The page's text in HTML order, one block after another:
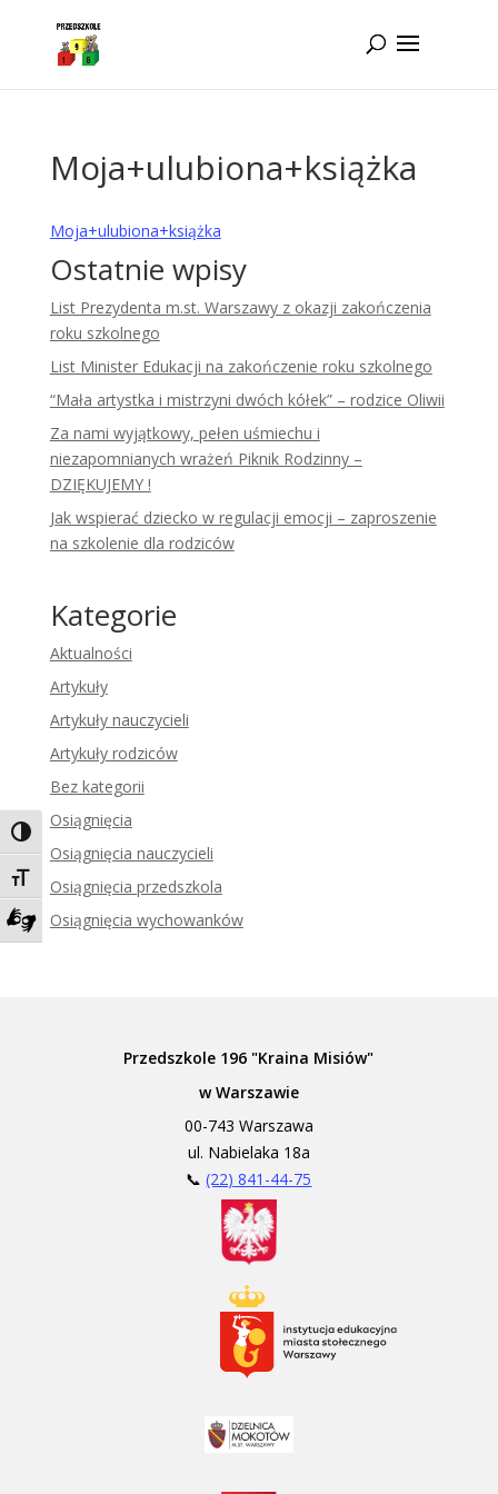
Toggle High Contrast
Toggle Font size
Zadzwoń do tłumacza języka migowego
Moja+ulubiona+książka
Moja+ulubiona+książka
Ostatnie wpisy
List Prezydenta m.st. Warszawy z okazji zakończenia
roku szkolnego
List Minister Edukacji na zakończenie roku szkolnego
“Mała artystka i mistrzyni dwóch kółek” – rodzice Oliwii
Za nami wyjątkowy, pełen uśmiechu i
niezapomnianych wrażeń Piknik Rodzinny –
DZIĘKUJEMY !
Jak wspierać dziecko w regulacji emocji – zaproszenie
na szkolenie dla rodziców
Kategorie
Aktualności
Artykuły
Artykuły nauczycieli
Artykuły rodziców
Bez kategorii
Osiągnięcia
Osiągnięcia nauczycieli
Osiągnięcia przedszkola
Osiągnięcia wychowanków
Przedszkole 196 "Kraina Misiów"
w Warszawie
00-743 Warszawa
ul. Nabielaka 18a
📞(22) 841-44-75